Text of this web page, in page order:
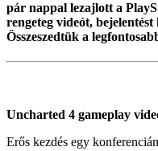
pár nappal lezajlott a
rengeteg videót,
Összeszedtük a
Uncharted 4 gameplay
Erős kezdés egy